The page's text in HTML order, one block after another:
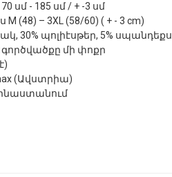
սմ - 185 սմ / + -3 սմ
(48) – 3XL (58/60) ( + - 3 cm)
30% պոլիէսթեր, 5% սպանդեքս
մի փոքր
(Ավստրիա)